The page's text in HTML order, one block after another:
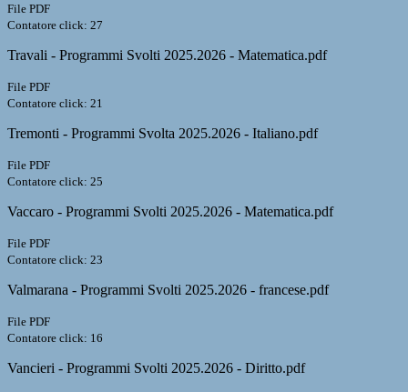
File PDF
Contatore click: 27
Travali - Programmi Svolti 2025.2026 - Matematica.pdf
File PDF
Contatore click: 21
Tremonti - Programmi Svolta 2025.2026 - Italiano.pdf
File PDF
Contatore click: 25
Vaccaro - Programmi Svolti 2025.2026 - Matematica.pdf
File PDF
Contatore click: 23
Valmarana - Programmi Svolti 2025.2026 - francese.pdf
File PDF
Contatore click: 16
Vancieri - Programmi Svolti 2025.2026 - Diritto.pdf